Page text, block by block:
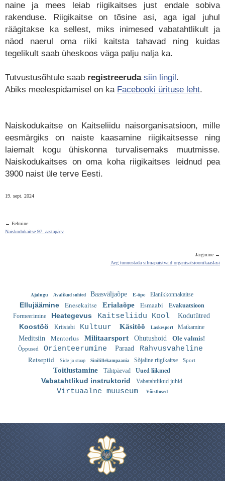
naine ja mees leiab riigikaitses just endale sobiva
rakenduse. Riigikaitse on tõsine asi, aga igal juhul
räägitakse ka sellest, miks inimesed vabatahtlikult ja
näod naerul oma riiki kaitsta tahavad ning kuidas
tegelikult saab üheskoos väga palju nalja ka.
Tutvustusõhtule saab registreeruda siin lingil.
Abiks meelespidamisel on ka Facebooki ürituse leht.
Naiskodukaitse on Kaitseliidu naisorganisatsioon, mille
eesmärgiks on naiste kaasamine riigikaitsesse ning
laiemalt kogu ühiskonna turvalisemaks muutmisse.
Naiskodukaitses on oma koha riigikaitses leidnud pea
3900 naist üle terve Eesti.
19. sept. 2024
← Eelmine
Naiskodukaitse 97. aastapäev
Järgmine →
Aeg tunnustada silmapaistvaid organisatsioonikaaslasi
Ajalugu Avalikud suhted Baasväljaõpe E-õpe Elanikkonnakaitse
Ellujäämine Enesekaitse Erialaõpe Esmaabi
Evakuatsioon
Formeerimine
Heategevus Kaitseliidu Kool Kodutütred
Koostöö Kriisiabi Kultuur Käsitöö Laskesport Matkamine
Meditsiin Mentorlus Militaarsport Ohutushoid Ole valmis!
Õppused Orienteerumine Paraad Rahvusvaheline
Retseptid Side ja staap Sinilillekampaania Sõjaline riigikaitse Sport
Toitlustamine Tähtpäevad Uued liikmed
Vabatahtlikud instruktorid Vabatahtlikud juhid
Virtuaalne muuseum Võistlused